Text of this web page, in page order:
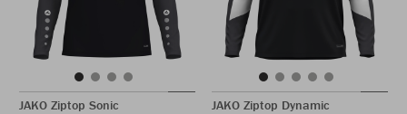
JAKO Ziptop Sonic
JAKO Ziptop Dynamic